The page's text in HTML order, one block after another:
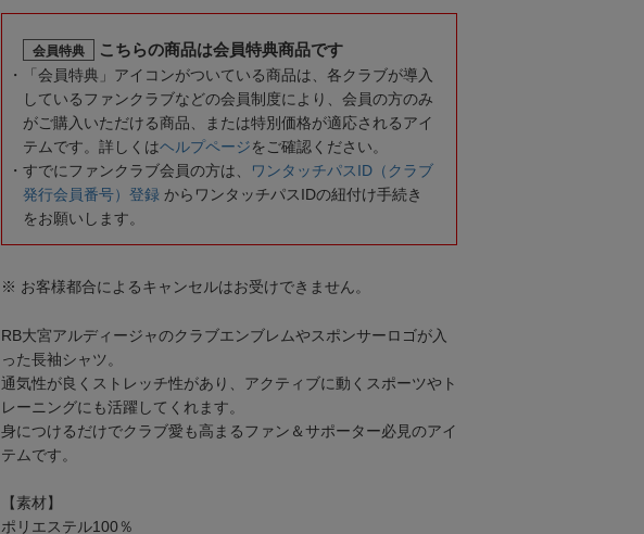
会員特典 こちらの商品は会員特典商品です
「会員特典」アイコンがついている商品は、各クラブが導入
しているファンクラブなどの会員制度により、会員の方のみ
がご購入いただける商品、または特別価格が適応されるアイ
テムです。詳しくはヘルプページをご確認ください。
すでにファンクラブ会員の方は、
ワンタッチパスID（クラブ
発行会員番号）登録 からワンタッチパスIDの紐付け手続き
をお願いします。
※ お客様都合によるキャンセルはお受けできません。
RB大宮アルディージャのクラブエンブレムやスポンサーロゴが入
った長袖シャツ。
通気性が良くストレッチ性があり、アクティブに動くスポーツやト
レーニングにも活躍してくれます。
身につけるだけでクラブ愛も高まるファン＆サポーター必見のアイ
テムです。
【素材】
ポリエステル100％